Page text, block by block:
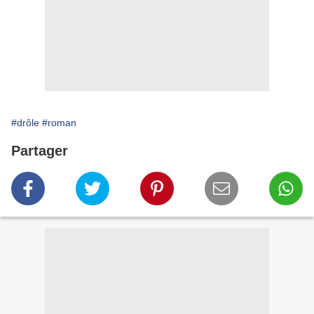
#drôle #roman
Partager